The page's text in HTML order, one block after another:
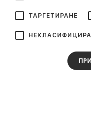
ТАРГЕТИРАНЕ